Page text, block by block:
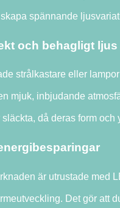
spännande
och behagligt ljus
strålkastare eller
mjuk, inbjudande
då deras form
är utrustade med
Det gör att